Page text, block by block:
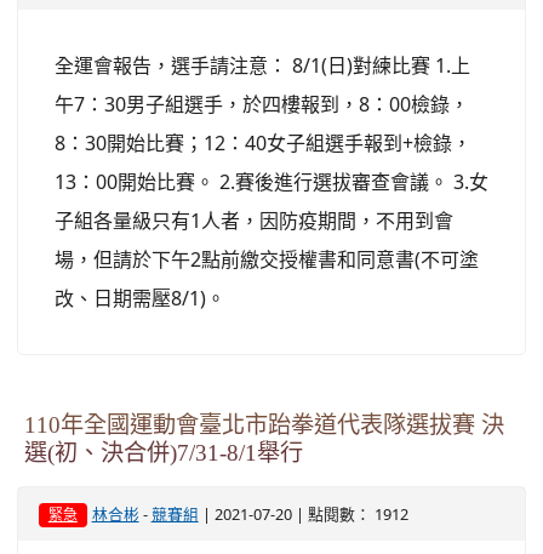
全運會報告，選手請注意： 8/1(日)對練比賽 1.上
午7：30男子組選手，於四樓報到，8：00檢錄，
8：30開始比賽；12：40女子組選手報到+檢錄，
13：00開始比賽。 2.賽後進行選拔審查會議。 3.女
子組各量級只有1人者，因防疫期間，不用到會
場，但請於下午2點前繳交授權書和同意書(不可塗
改、日期需壓8/1)。
110年全國運動會臺北市跆拳道代表隊選拔賽 決
選(初、決合併)7/31-8/1舉行
緊急 林合彬 - 競賽組 | 2021-07-20 | 點閱數： 1912